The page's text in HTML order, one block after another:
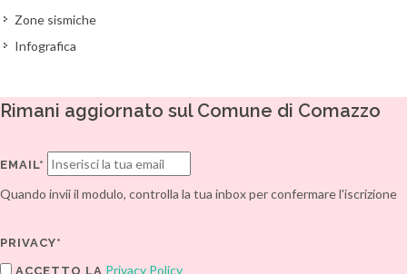
Zone sismiche
Infografica
Rimani aggiornato sul Comune di Comazzo
EMAIL*
Quando invii il modulo, controlla la tua inbox per confermare l'iscrizione
PRIVACY*
ACCETTO LA Privacy Policy